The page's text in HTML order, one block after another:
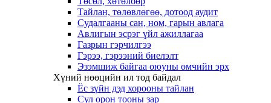
Тайлан, төлөвлөгөө, дотоод аудит
Судалгааны сан, ном, гарын авлага
Авлигын эсрэг үйл ажиллагаа
Газрын гэрчилгээ
Гэрээ, гэрээний биелэлт
Эзэмшиж байгаа оюуны өмчийн эрх
Хүний нөөцийн ил тод байдал
Ёс зүйн дэд хорооны тайлан
Сул орон тооны зар